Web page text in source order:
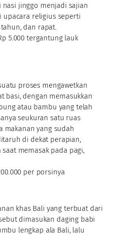
jinggo menjadi sajian
religius seperti
dan rapat.
5.000 tergantung lauk
proses mengawetkan
basi, dengan memasukkan
atau bambu yang telah
seukuran satu ruas
makanan yang sudah
di dekat perapian,
memasak pada pagi,
per porsinya
khas Bali yang terbuat dari
dimasukan daging babi
lengkap ala Bali, lalu